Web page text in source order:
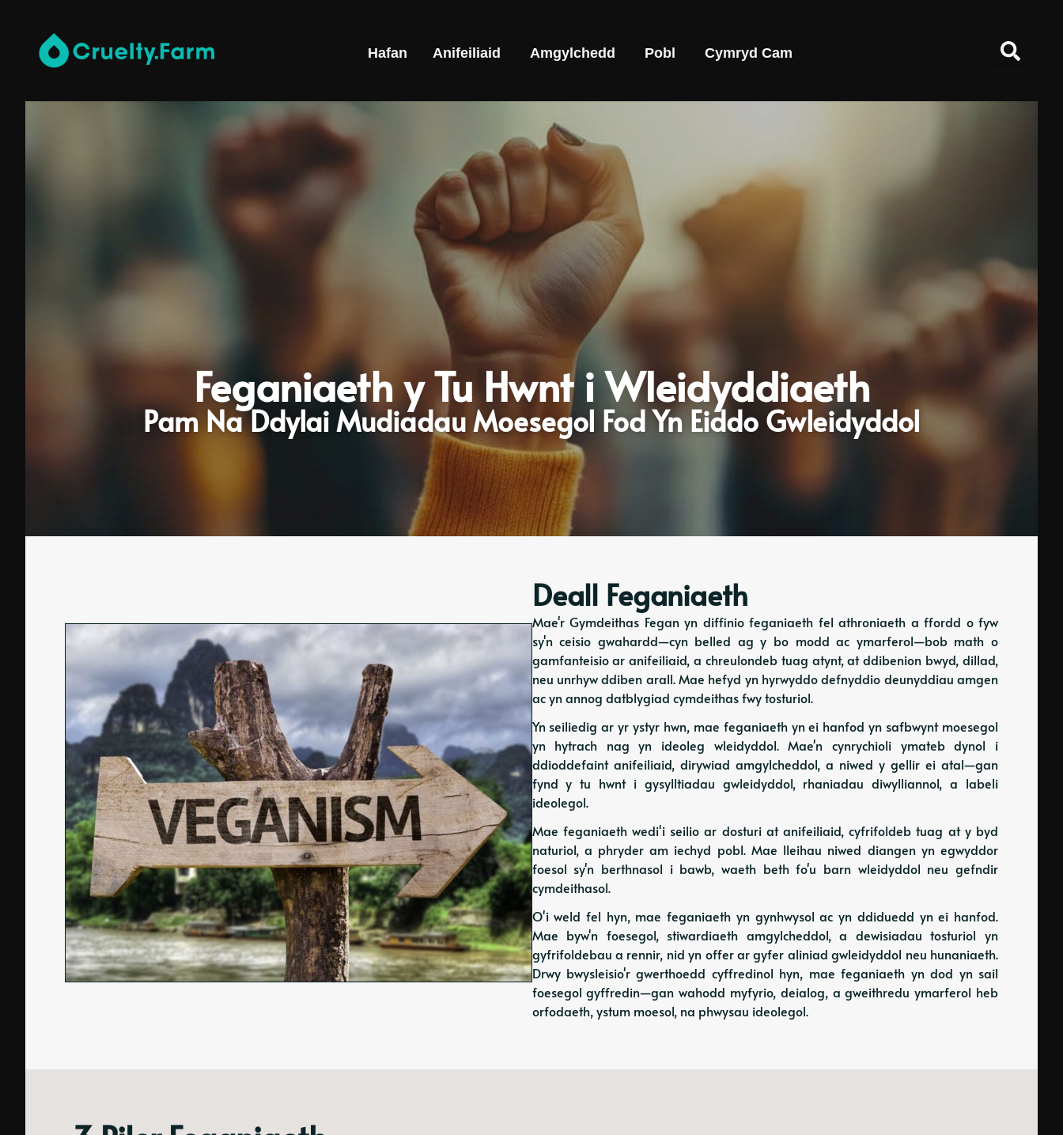
Hafan Anifeiliaid Amgylchedd Pobl Cymryd Cam
Feganiaeth y Tu Hwnt i Wleidyddiaeth
Pam Na Ddylai Mudiadau Moesegol Fod Yn Eiddo Gwleidyddol
Deall Feganiaeth
Mae'r Gymdeithas Fegan yn diffinio feganiaeth fel athroniaeth a ffordd o fyw
sy'n ceisio gwahardd—cyn belled ag y bo modd ac ymarferol—bob math o
gamfanteisio ar anifeiliaid, a chreulondeb tuag atynt, at ddibenion bwyd, dillad,
neu unrhyw ddiben arall. Mae hefyd yn hyrwyddo defnyddio deunyddiau amgen
ac yn annog datblygiad cymdeithas fwy tosturiol.
Yn seiliedig ar yr ystyr hwn, mae feganiaeth yn ei hanfod yn safbwynt moesegol
yn hytrach nag yn ideoleg wleidyddol. Mae'n cynrychioli ymateb dynol i
ddioddefaint anifeiliaid, dirywiad amgylcheddol, a niwed y gellir ei atal—gan
fynd y tu hwnt i gysylltiadau gwleidyddol, rhaniadau diwylliannol, a labeli
ideolegol.
Mae feganiaeth wedi'i seilio ar dosturi at anifeiliaid, cyfrifoldeb tuag at y byd
naturiol, a phryder am iechyd pobl. Mae lleihau niwed diangen yn egwyddor
foesol sy'n berthnasol i bawb, waeth beth fo'u barn wleidyddol neu gefndir
cymdeithasol.
O'i weld fel hyn, mae feganiaeth yn gynhwysol ac yn ddiduedd yn ei hanfod.
Mae byw'n foesegol, stiwardiaeth amgylcheddol, a dewisiadau tosturiol yn
gyfrifoldebau a rennir, nid yn offer ar gyfer aliniad gwleidyddol neu hunaniaeth.
Drwy bwysleisio'r gwerthoedd cyffredinol hyn, mae feganiaeth yn dod yn sail
foesegol gyffredin—gan wahodd myfyrio, deialog, a gweithredu ymarferol heb
orfodaeth, ystum moesol, na phwysau ideolegol.